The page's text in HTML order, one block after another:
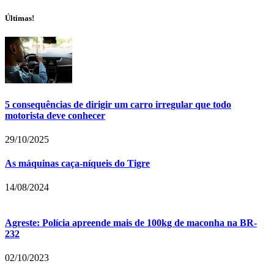
Últimas!
5 consequências de dirigir um carro irregular que todo
motorista deve conhecer
29/10/2025
As máquinas caça-níqueis do Tigre
14/08/2024
Agreste: Polícia apreende mais de 100kg de maconha na BR-
232
02/10/2023